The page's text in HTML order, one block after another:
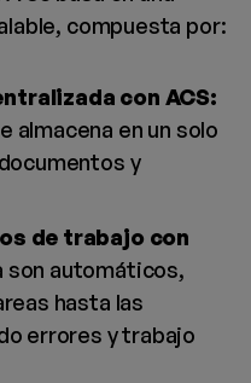
compuesta por:
con ACS:
almacena en un solo
y
de trabajo con
son automáticos,
hasta las
errores y trabajo